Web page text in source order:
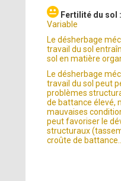
Fertilité du sol
Variable
Le désherbage
travail du sol
sol en matière
Le désherbage
travail du sol peut
problèmes
de battance élevé,
mauvaises
peut favoriser le
structuraux
croûte de